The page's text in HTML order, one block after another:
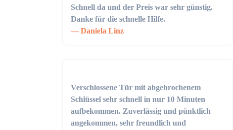
Schnell da und der Preis war sehr günstig.
Danke für die schnelle Hilfe.
Daniela Linz
Verschlossene Tür mit abgebrochenem
Schlüssel sehr schnell in nur 10 Minuten
aufbekommen. Zuverlässig und pünktlich
angekommen, sehr freundlich und